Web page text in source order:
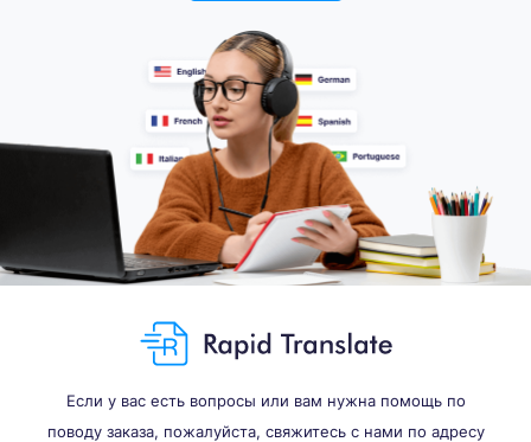
Если у вас есть вопросы или вам нужна помощь по
поводу заказа, пожалуйста, свяжитесь с нами по адресу